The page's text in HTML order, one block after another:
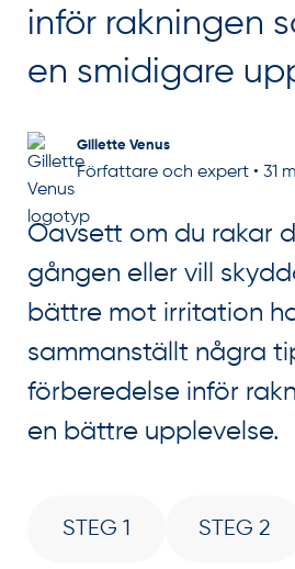
Gillette Venus
Författare och expert • 31
inför rakningen
en smidigare
Oavsett om du rakar
gången eller vill
bättre mot irritation
sammanställt några
förberedelse inför
en bättre upplevelse.
STEG 1 STEG 2